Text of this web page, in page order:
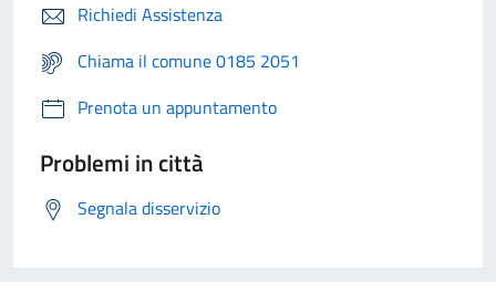
Richiedi Assistenza
Chiama il comune 0185 2051
Prenota un appuntamento
Problemi in città
Segnala disservizio